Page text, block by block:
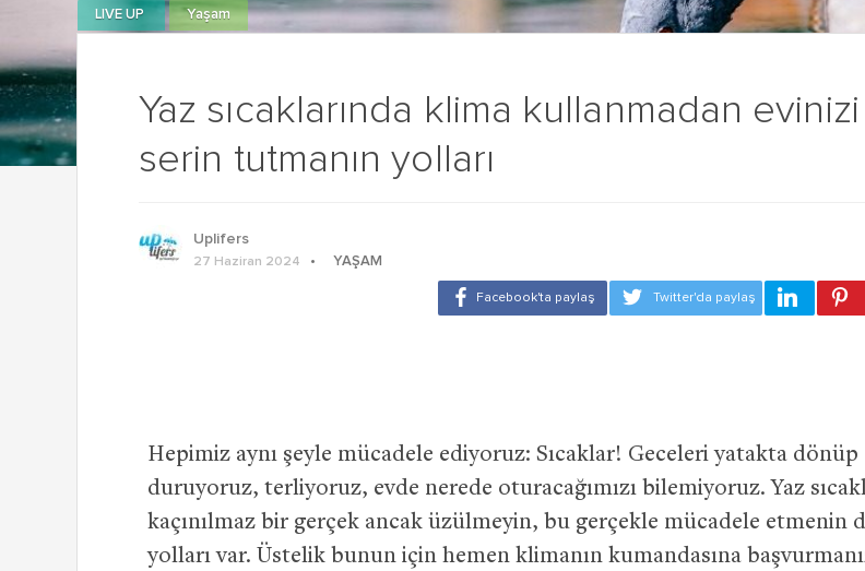
Yaz sıcaklarında klima kullanmadan evinizi
serin tutmanın yolları
LIVE UP Yaşam
Uplifers
27 Haziran 2024 YAŞAM
Hepimiz aynı şeyle mücadele ediyoruz: Sıcaklar! Geceleri yatakta dönüp
duruyoruz, terliyoruz, evde nerede oturacağımızı bilemiyoruz. Yaz
kaçınılmaz bir gerçek ancak üzülmeyin, bu gerçekle mücadele etmenin
yolları var. Üstelik bunun için hemen klimanın kumandasına